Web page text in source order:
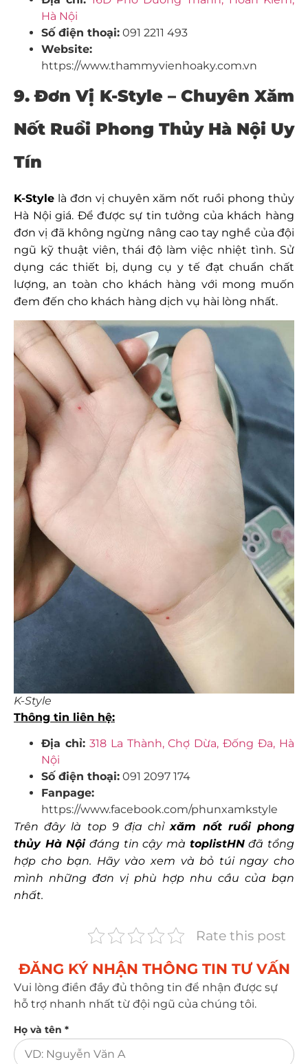
Hà Nội
Số điện thoại: 091 2211 493
Website:
https://www.thammyvienhoaky.com.vn
9. Đơn Vị K-Style – Chuyên Xăm
Nốt Ruồi Phong Thủy Hà Nội Uy
Tín
K-Style là đơn vị chuyên xăm nốt ruồi phong thủy
Hà Nội giá. Để được sự tin tưởng của khách hàng
đơn vị đã không ngừng nâng cao tay nghề của đội
ngũ kỹ thuật viên, thái độ làm việc nhiệt tình. Sử
dụng các thiết bị, dụng cụ y tế đạt chuẩn chất
lượng, an toàn cho khách hàng với mong muốn
đem đến cho khách hàng dịch vụ hài lòng nhất.
K-Style
Thông tin liên hệ:
Địa chỉ: 318 La Thành, Chợ Dừa, Đống Đa, Hà
Nội
Số điện thoại: 091 2097 174
Fanpage:
https://www.facebook.com/phunxamkstyle
Trên đây là top 9 địa chỉxăm nốt ruồi phong
thủy Hà Nộiđáng tin cậy mà toplistHNđã tổng
hợp cho bạn. Hãy vào xem và bỏ túi ngay cho
mình những đơn vị phù hợp nhu cầu của bạn
nhất.
Rate this post
ĐĂNG KÝ NHẬN THÔNG TIN TƯ VẤN​
Vui lòng điền đầy đủ thông tin để nhận được sự
hỗ trợ nhanh nhất từ đội ngũ của chúng tôi.
Họ và tên *